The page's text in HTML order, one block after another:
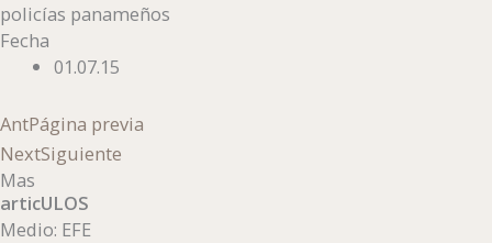
policías panameños
Fecha
01.07.15
AntPágina previa
NextSiguiente
Mas
articULOS
Medio: EFE